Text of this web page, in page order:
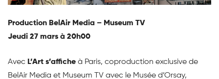
Production BelAir Media – Museum TV
Jeudi 27 mars à 20h00
Avec L’Art s’affiche à Paris, coproduction exclusive de
BelAir Media et Museum TV avec le Musée d’Orsay,